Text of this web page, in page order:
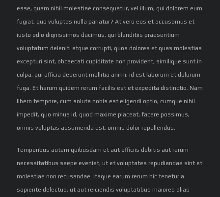
esse, quam nihil molestiae consequatur, vel illum, qui dolorem eum
fugiat, quo voluptas nulla pariatur? At vero eos et accusamus et
iusto odio dignissimos ducimus, qui blanditiis praesentium
voluptatum deleniti atque corrupti, quos dolores et quas molestias
excepturi sint, obcaecati cupiditate non provident, similique sunt in
culpa, qui officia deserunt mollitia animi, id est laborum et dolorum
fuga. Et harum quidem rerum facilis est et expedita distinctio. Nam
libero tempore, cum soluta nobis est eligendi optio, cumque nihil
impedit, quo minus id, quod maxime placeat, facere possimus,
omnis voluptas assumenda est, omnis dolor repellendus.
Temporibus autem quibusdam et aut officiis debitis aut rerum
necessitatibus saepe eveniet, ut et voluptates repudiandae sint et
molestiae non recusandae. Itaque earum rerum hic tenetur a
sapiente delectus, ut aut reiciendis voluptatibus maiores alias